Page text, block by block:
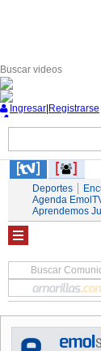
Ingresar Registrarse
Deportes
Agenda
Aprendemos